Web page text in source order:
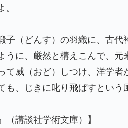
（どんす）の羽織に、古代
に、厳然と構えこんで、元
威（おど）しつけ、洋学者
も、じきに叱り飛ばすという
講談社学術文庫）】